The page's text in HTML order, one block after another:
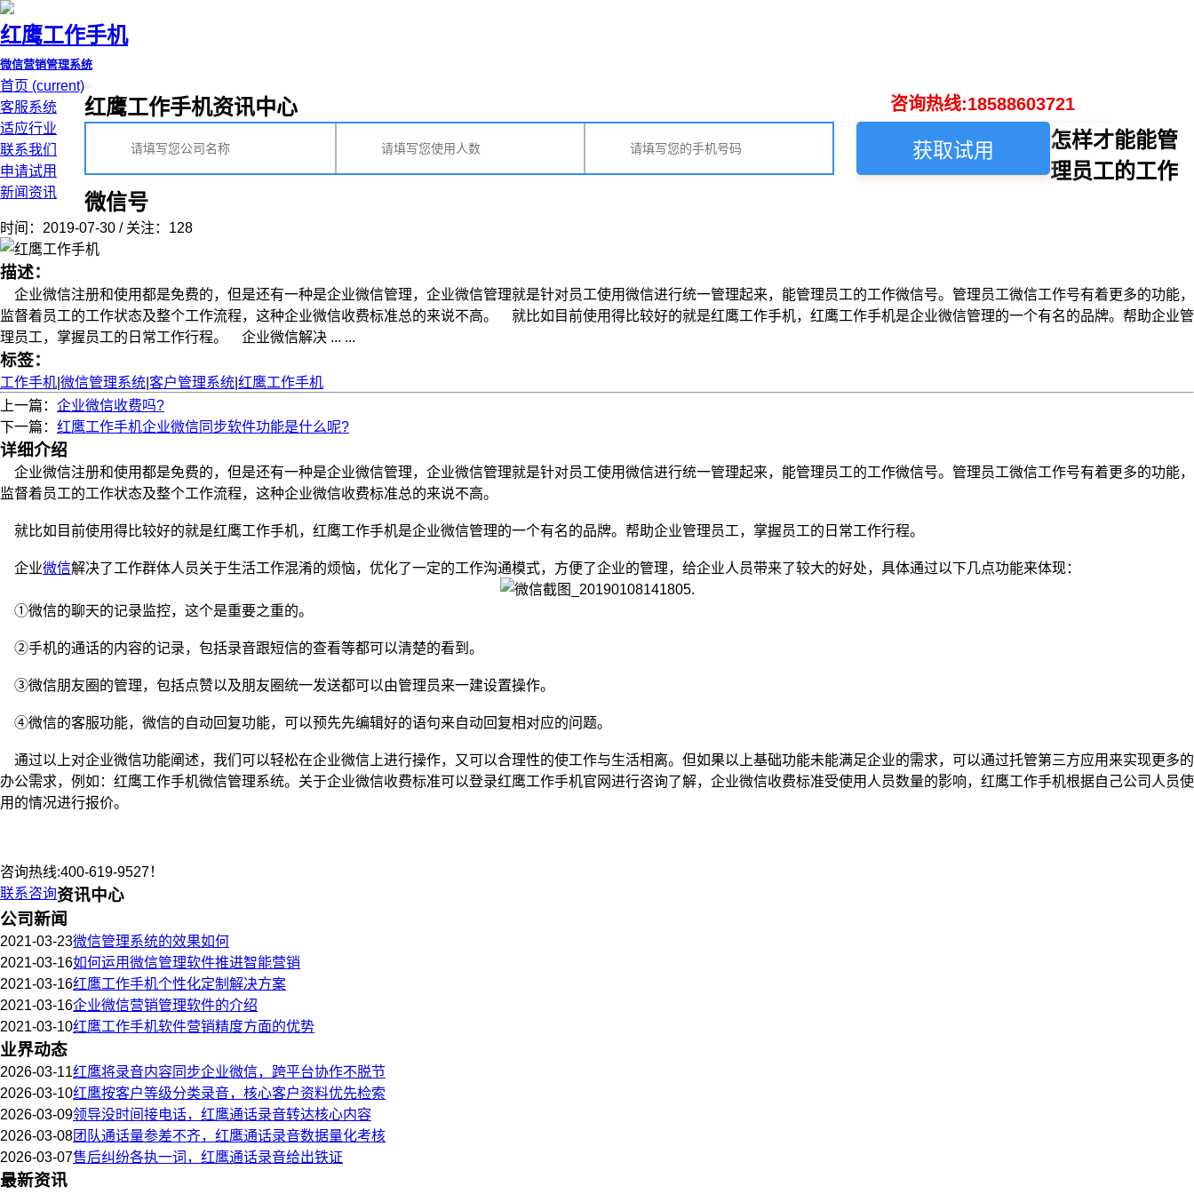
红鹰工作手机
微信营销管理系统
首页 (current)
客服系统
适应行业
联系我们
申请试用
新闻资讯
咨询热线:18588603721
红鹰工作手机资讯中心
获取试用
怎样才能能管
理员工的工作
微信号
时间：2019-07-30 / 关注：128
描述：
企业微信注册和使用都是免费的，但是还有一种是企业微信管理，企业微信管理就是针对员工使用微信进行统一管理起来，能管理员工的工作微信号。管理员工微信工作号有着更多的功能，
监督着员工的工作状态及整个工作流程，这种企业微信收费标准总的来说不高。 就比如目前使用得比较好的就是红鹰工作手机，红鹰工作手机是企业微信管理的一个有名的品牌。帮助企业管
理员工，掌握员工的日常工作行程。 企业微信解决 ... ...
标签：
工作手机 微信管理系统 客户管理系统 红鹰工作手机
上一篇： 企业微信收费吗?
下一篇： 红鹰工作手机企业微信同步软件功能是什么呢?
详细介绍
企业微信注册和使用都是免费的，但是还有一种是企业微信管理，企业微信管理就是针对员工使用微信进行统一管理起来，能管理员工的工作微信号。管理员工微信工作号有着更多的功能，
监督着员工的工作状态及整个工作流程，这种企业微信收费标准总的来说不高。
就比如目前使用得比较好的就是红鹰工作手机，红鹰工作手机是企业微信管理的一个有名的品牌。帮助企业管理员工，掌握员工的日常工作行程。
企业微信解决了工作群体人员关于生活工作混淆的烦恼，优化了一定的工作沟通模式，方便了企业的管理，给企业人员带来了较大的好处，具体通过以下几点功能来体现：
①微信的聊天的记录监控，这个是重要之重的。
②手机的通话的内容的记录，包括录音跟短信的查看等都可以清楚的看到。
③微信朋友圈的管理，包括点赞以及朋友圈统一发送都可以由管理员来一建设置操作。
④微信的客服功能，微信的自动回复功能，可以预先先编辑好的语句来自动回复相对应的问题。
通过以上对企业微信功能阐述，我们可以轻松在企业微信上进行操作，又可以合理性的使工作与生活相离。但如果以上基础功能未能满足企业的需求，可以通过托管第三方应用来实现更多的
办公需求，例如：红鹰工作手机微信管理系统。关于企业微信收费标准可以登录红鹰工作手机官网进行咨询了解，企业微信收费标准受使用人员数量的影响，红鹰工作手机根据自己公司人员使
用的情况进行报价。
咨询热线:400-619-9527！
联系咨询资讯中心
公司新闻
2021-03-23微信管理系统的效果如何
2021-03-16如何运用微信管理软件推进智能营销
2021-03-16红鹰工作手机个性化定制解决方案
2021-03-16企业微信营销管理软件的介绍
2021-03-10红鹰工作手机软件营销精度方面的优势
业界动态
2026-03-11红鹰将录音内容同步企业微信，跨平台协作不脱节
2026-03-10红鹰按客户等级分类录音，核心客户资料优先检索
2026-03-09领导没时间接电话，红鹰通话录音转达核心内容
2026-03-08团队通话量参差不齐，红鹰通话录音数据量化考核
2026-03-07售后纠纷各执一词，红鹰通话录音给出铁证
最新资讯